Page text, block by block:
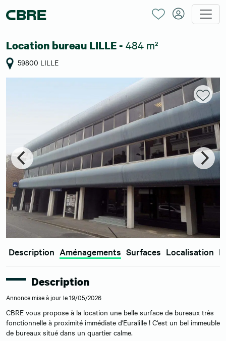
Location bureau LILLE - 484 m²
59800 LILLE
Description Aménagements Surfaces Localisation
Description
Annonce mise à jour le 19/05/2026
CBRE vous propose à la location une belle surface de bureaux très
fonctionnelle à proximité immédiate d'Euralille ! C'est un bel immeuble
de bureaux situé dans un quartier calme.